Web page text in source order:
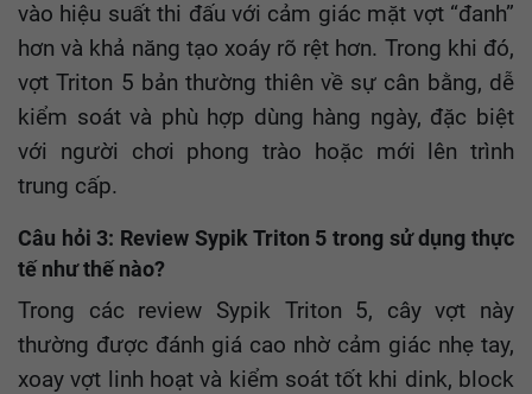
vào hiệu suất thi đấu với cảm giác mặt vợt “đanh”
hơn và khả năng tạo xoáy rõ rệt hơn. Trong khi đó,
vợt Triton 5 bản thường thiên về sự cân bằng, dễ
kiểm soát và phù hợp dùng hàng ngày, đặc biệt
với người chơi phong trào hoặc mới lên trình
trung cấp.
Câu hỏi 3: Review Sypik Triton 5 trong sử dụng thực
tế như thế nào?
Trong các review Sypik Triton 5, cây vợt này
thường được đánh giá cao nhờ cảm giác nhẹ tay,
xoay vợt linh hoạt và kiểm soát tốt khi dink, block